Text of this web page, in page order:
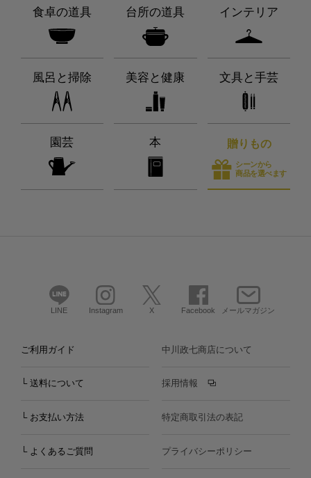
食卓の道具 台所の道具 インテリア
風呂と掃除 美容と健康 文具と手芸
園芸 本 贈りもの
シーンから
商品を選べます
LINE Instagram X Facebook メールマガジン
ご利用ガイド
└ 送料について
└ お支払い方法
└ よくあるご質問
中川政七商店について
採用情報
特定商取引法の表記
プライバシーポリシー